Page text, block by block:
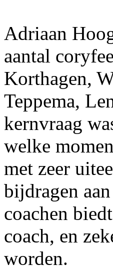
Adriaan
aantal
Korthagen,
Teppema,
kernvraag
welke
met zeer
bijdragen
coachen
coach, en
worden.